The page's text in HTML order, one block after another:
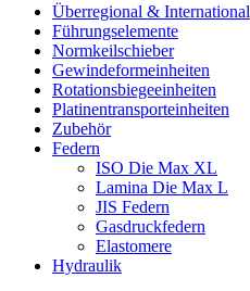
Überregional & International
Führungselemente
Normkeilschieber
Gewindeformeinheiten
Rotationsbiegeeinheiten
Platinentransporteinheiten
Zubehör
Federn
ISO Die Max XL
Lamina Die Max L
JIS Federn
Gasdruckfedern
Elastomere
Hydraulik